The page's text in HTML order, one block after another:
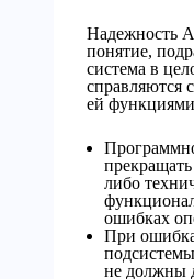
Надежность
понятие,
система в
справляются
ей
либо
ошибках
При
не должны